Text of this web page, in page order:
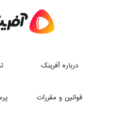
درباره آفرینک
قوانین و مقررات